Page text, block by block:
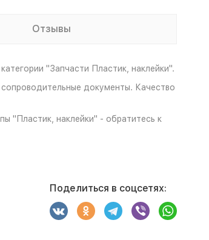
Отзывы
"Запчасти Пластик, наклейки".
сопроводительные документы. Качество
"Пластик, наклейки" - обратитесь к
Поделиться в соцсетях: